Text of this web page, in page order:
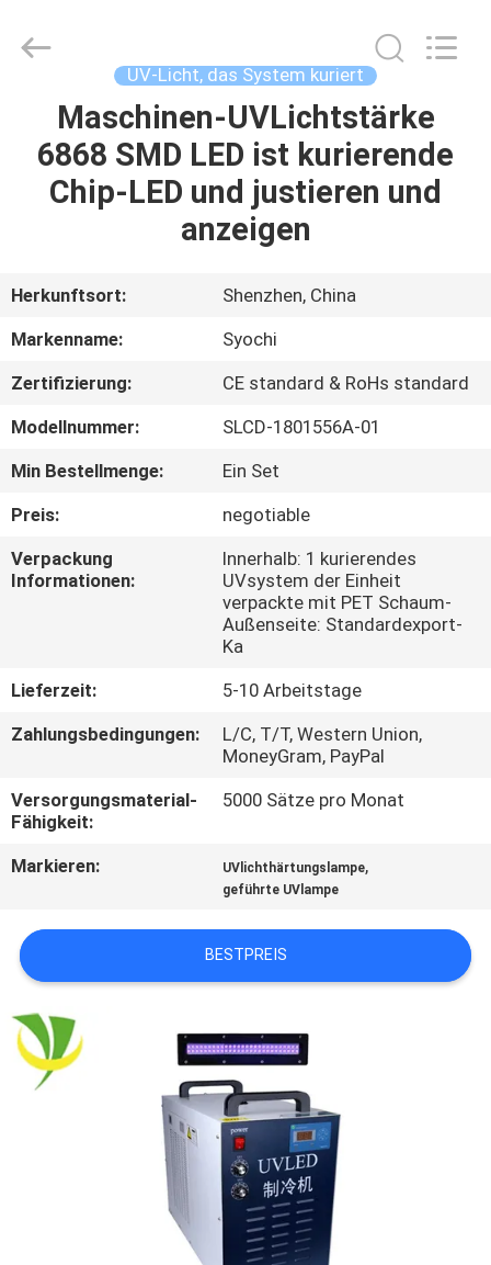
HAUS
PRODUKTE
UNS
AUSFLUG
QUALITÄTSKONTROLLE
TRETEN
SIE
IN
VERBINDUNG
NACHRICHTEN
FORDERN
EIN
ZITAT
SITEMAP
Electronics
UV-Licht, das System kuriert
Maschinen-UVLichtstärke
6868 SMD LED ist kurierende
Chip-LED und justieren und
anzeigen
Herkunftsort:
Shenzhen, China
Markenname:
Syochi
Zertifizierung:
CE standard & RoHs standard
Modellnummer:
SLCD-1801556A-01
Min Bestellmenge:
Ein Set
Preis:
negotiable
Verpackung
Informationen:
Innerhalb: 1 kurierendes
UVsystem der Einheit
verpackte mit PET Schaum-
Außenseite: Standardexport-
Ka
Lieferzeit:
5-10 Arbeitstage
Zahlungsbedingungen:
L/C, T/T, Western Union,
MoneyGram, PayPal
Versorgungsmaterial-
Fähigkeit:
5000 Sätze pro Monat
Markieren: UVlichthärtungslampe,
geführte UVlampe
BESTPREIS